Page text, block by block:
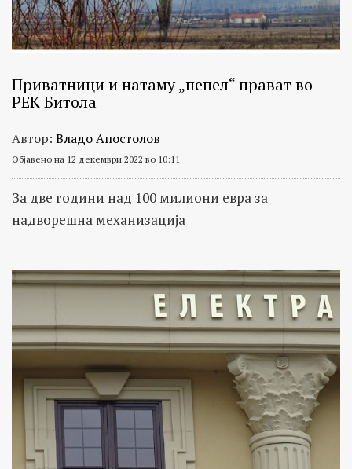
Приватници и натаму „пепел“ прават во
РЕК Битола
Автор: Владо Апостолов
Објавено на 12 декември 2022 во 10:11
За две години над 100 милиони евра за
надворешна механизација